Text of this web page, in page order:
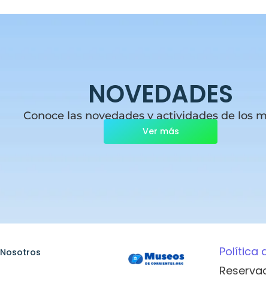
NOVEDADES
Conoce las novedades y actividades de los
Ver más
Nosotros
Política